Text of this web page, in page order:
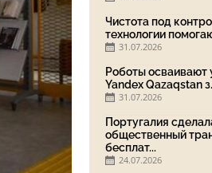
Чистота под
технологии
31.07.2026
Роботы осваивают
Yandex Qazaqstan
31.07.2026
Португалия
общественный
бесплат...
24.07.2026